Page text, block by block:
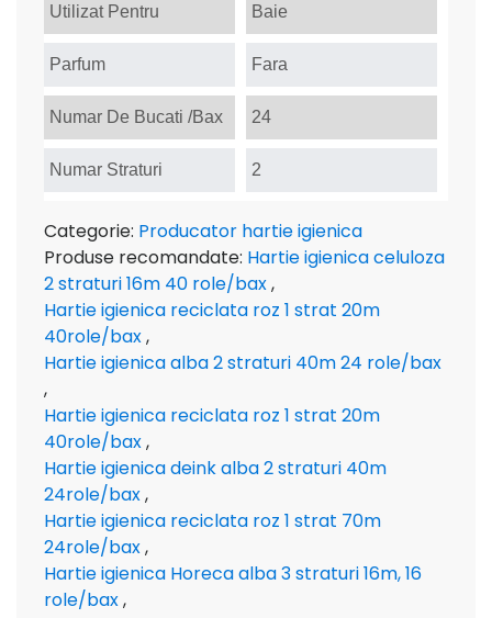
Utilizat Pentru Baie
Parfum Fara
Numar De Bucati /Bax 24
Numar Straturi 2
Categorie: Producator hartie igienica
Produse recomandate: Hartie igienica celuloza
2 straturi 16m 40 role/bax,
Hartie igienica reciclata roz 1 strat 20m
40role/bax,
Hartie igienica alba 2 straturi 40m 24 role/bax
,
Hartie igienica reciclata roz 1 strat 20m
40role/bax,
Hartie igienica deink alba 2 straturi 40m
24role/bax,
Hartie igienica reciclata roz 1 strat 70m
24role/bax,
Hartie igienica Horeca alba 3 straturi 16m, 16
role/bax,